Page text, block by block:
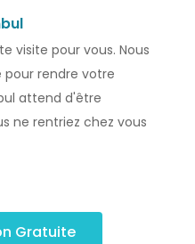
visite pour vous. Nous
pour rendre votre
attend d'être
ne rentriez chez vous
Gratuite